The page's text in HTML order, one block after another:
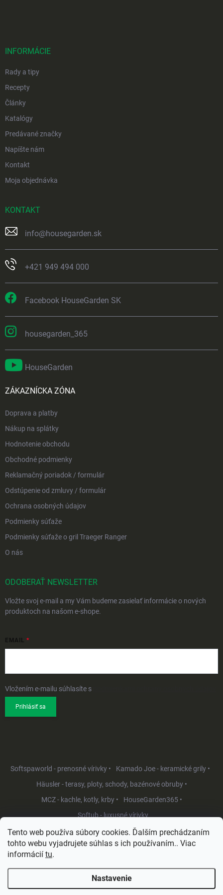
Tento web používa súbory cookies. Ďalším prechádzaním
tohto webu vyjadrujete súhlas s ich používaním.. Viac
informácií tu.
Nastavenie
INFORMÁCIE
Rady a tipy
Recepty
Články
Katalógy
Predávané značky
Napíšte nám
Kontakt
Moja objednávka
KONTAKT
info@housegarden.sk
+421 949 494 000
Facebook HouseGarden SK
housegarden_365
HouseGarden
ZÁKAZNÍCKA ZÓNA
Doprava a platby
Nákup na splátky
Hodnotenie obchodu
Obchodné podmienky
Reklamačný poriadok / formulár
Odstúpenie od zmluvy / formulár
Ochrana osobných údajov
Podmienky súťaže
Podmienky súťaže o gril Traeger Ranger
O nás
ODOBERAŤ NEWSLETTER
Vložte svoj e-mail a my Vám budeme zasielať informácie o nových
produktoch na našom e-shope.
EMAIL
Vložením e-mailu súhlasíte s
Prihlásiť sa
Softspaworld - prenosné vírivky •
Kamado Joe - keramické grily •
Häusler - terasy, ploty, schody, bazénové obruby •
MCZ - kachle, kotly, krby •
HouseGarden365 •
Softub - luxusné vírivky